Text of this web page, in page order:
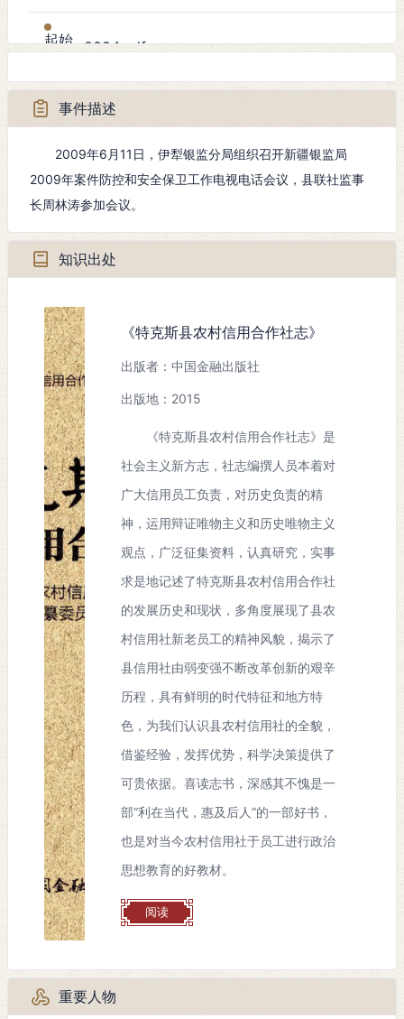
起始 0084.pdf
事件
类
型：
政治事件
起始
间：
2009年6月11日
地
点：
特克斯县
事件描述
2009年6月11日，伊犁银监分局组织召开新疆银监局
2009年案件防控和安全保卫工作电视电话会议，县联社监事
长周林涛参加会议。
知识出处
《特克斯县农村信用合作社志》
出版者：中国金融出版社
出版地：2015
《特克斯县农村信用合作社志》是
社会主义新方志，社志编撰人员本着对
广大信用员工负责，对历史负责的精
神，运用辩证唯物主义和历史唯物主义
观点，广泛征集资料，认真研究，实事
求是地记述了特克斯县农村信用合作社
的发展历史和现状，多角度展现了县农
村信用社新老员工的精神风貌，揭示了
县信用社由弱变强不断改革创新的艰辛
历程，具有鲜明的时代特征和地方特
色，为我们认识县农村信用社的全貌，
借鉴经验，发挥优势，科学决策提供了
可贵依据。喜读志书，深感其不愧是一
部“利在当代，惠及后人”的一部好书，
也是对当今农村信用社于员工进行政治
思想教育的好教材。
阅读
重要人物